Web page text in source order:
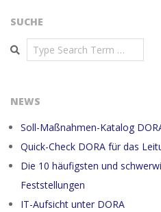
SUCHE
Search
NEWS
Soll-Maßnahmen-Katalog
Quick-Check DORA für das
Die 10 häufigsten und
Feststellungen
IT-Aufsicht unter DORA